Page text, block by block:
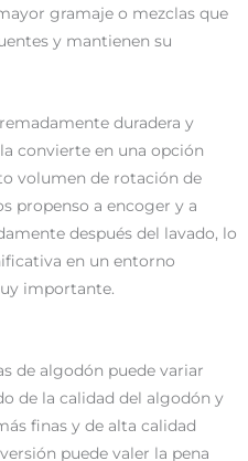
gramaje o mezclas que
y mantienen su
duradera y
convierte en una opción
volumen de rotación de
propenso a encoger y a
después del lavado, lo
en un entorno
importante.
de algodón puede variar
de la calidad del algodón y
finas y de alta calidad
puede valer la pena